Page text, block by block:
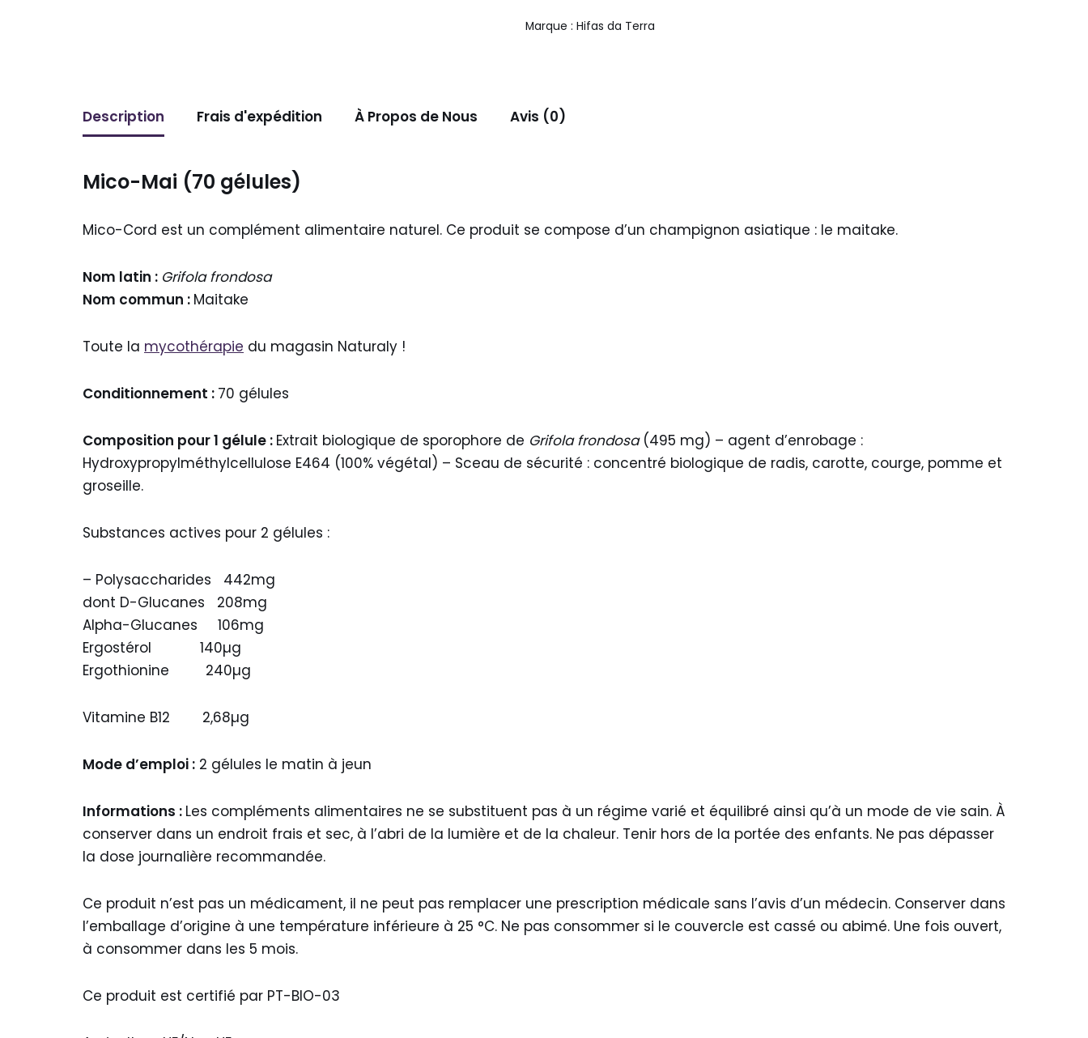
Marque :Hifas da Terra
Description Frais d'expédition À Propos de Nous Avis (0)
Mico-Mai (70 gélules)
Mico-Cord est un complément alimentaire naturel. Ce produit se compose d’un champignon asiatique : le maitake.
Nom latin : Grifola frondosa
Nom commun : Maitake
Toute la mycothérapie du magasin Naturaly !
Conditionnement : 70 gélules
Composition pour 1 gélule : Extrait biologique de sporophore de Grifola frondosa(495 mg) – agent d’enrobage :
Hydroxypropylméthylcellulose E464 (100% végétal) – Sceau de sécurité : concentré biologique de radis, carotte, courge, pomme et
groseille.
Substances actives pour 2 gélules :
– Polysaccharides 442mg
dont D-Glucanes 208mg
Alpha-Glucanes 106mg
Ergostérol 140µg
Ergothionine 240µg
Vitamine B12 2,68µg
Mode d’emploi : 2 gélules le matin à jeun
Informations : Les compléments alimentaires ne se substituent pas à un régime varié et équilibré ainsi qu’à un mode de vie sain. À
conserver dans un endroit frais et sec, à l’abri de la lumière et de la chaleur. Tenir hors de la portée des enfants. Ne pas dépasser
la dose journalière recommandée.
Ce produit n’est pas un médicament, il ne peut pas remplacer une prescription médicale sans l’avis d’un médecin. Conserver dans
l’emballage d’origine à une température inférieure à 25 °C. Ne pas consommer si le couvercle est cassé ou abimé. Une fois ouvert,
à consommer dans les 5 mois.
Ce produit est certifié par PT-BIO-03